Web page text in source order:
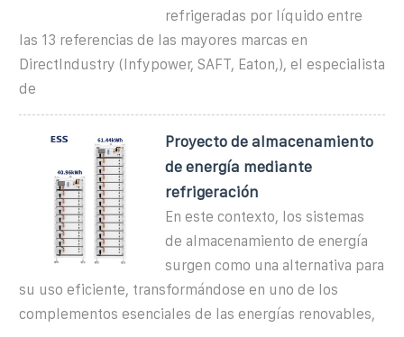
refrigeradas por líquido entre
las 13 referencias de las mayores marcas en
DirectIndustry (Infypower, SAFT, Eaton,), el especialista
de
Proyecto de almacenamiento
de energía mediante
refrigeración
En este contexto, los sistemas
de almacenamiento de energía
surgen como una alternativa para
su uso eficiente, transformándose en uno de los
complementos esenciales de las energías renovables,